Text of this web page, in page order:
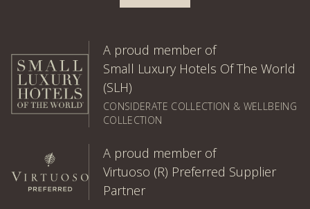
A proud member of
Small Luxury Hotels Of The World
(SLH)
CONSIDERATE COLLECTION & WELLBEING
COLLECTION
A proud member of
Virtuoso (R) Preferred Supplier
Partner